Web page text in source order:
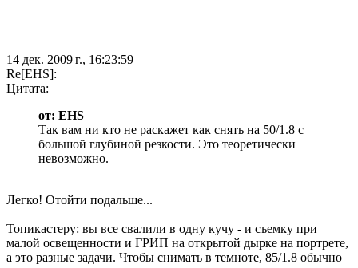
14 дек. 2009 г., 16:23:59
Re[EHS]:
Цитата:
от: EHS
Так вам ни кто не раскажет как снять на 50/1.8 с
большой глубиной резкости. Это теоретически
невозможно.
Легко! Отойти подальше...
Топикастеру: вы все свалили в одну кучу - и съемку при
малой освещенности и ГРИП на открытой дырке на портрете,
а это разные задачи. Чтобы снимать в темноте, 85/1.8 обычно